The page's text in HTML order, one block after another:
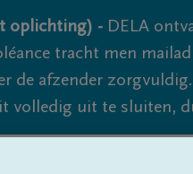
oplichting) - DELA
tracht men
de afzender
volledig uit te sluiten,